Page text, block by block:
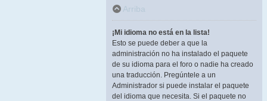
Arriba
¡Mi idioma no está en la lista!
Esto se puede deber a que la
administración no ha instalado el paquete
de su idioma para el foro o nadie ha creado
una traducción. Pregúntele a un
Administrador si puede instalar el paquete
del idioma que necesita. Si el paquete no